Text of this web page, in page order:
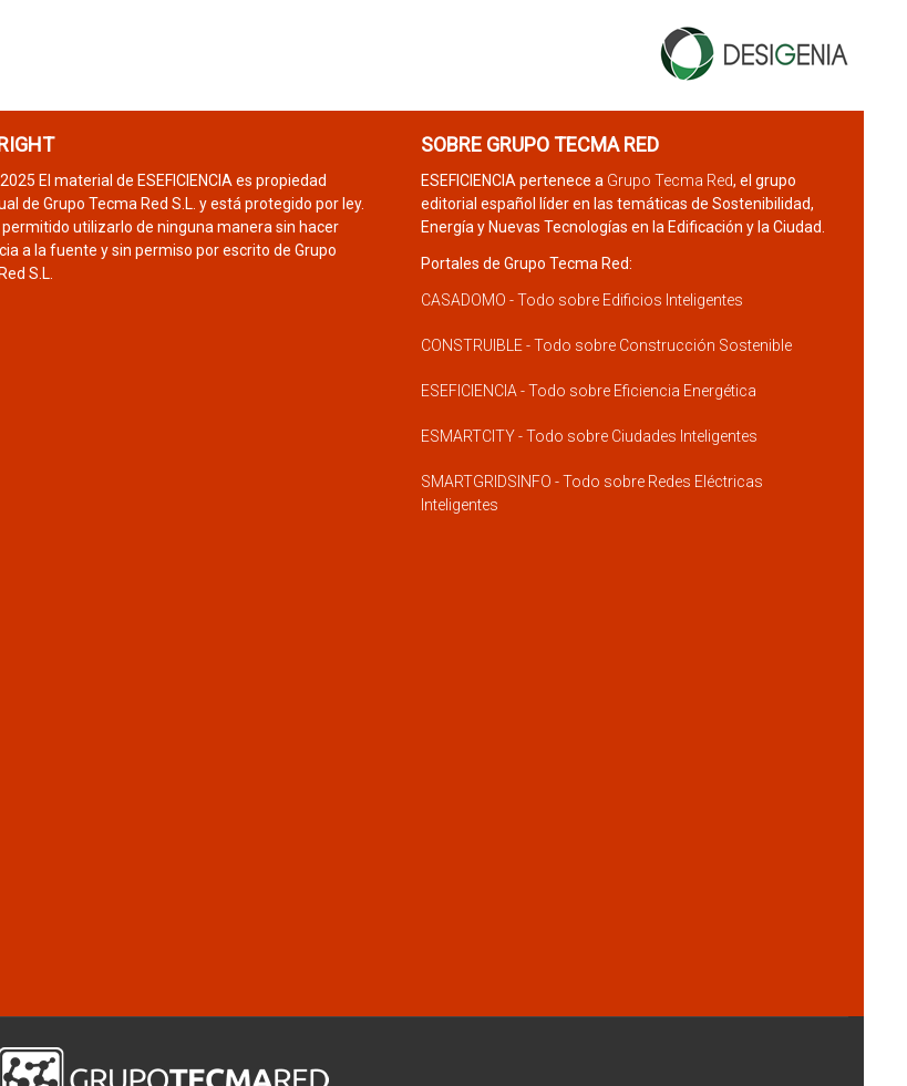
El material de ESEFICIENCIA es propiedad
de Grupo Tecma Red S.L. y está protegido por ley.
permitido utilizarlo de ninguna manera sin hacer
a la fuente y sin permiso por escrito de Grupo
S.L.
SOBRE GRUPO TECMA RED
ESEFICIENCIA pertenece a Grupo Tecma Red, el grupo
editorial español líder en las temáticas de Sostenibilidad,
Energía y Nuevas Tecnologías en la Edificación y la Ciudad.
Portales de Grupo Tecma Red:
CASADOMO - Todo sobre Edificios Inteligentes
CONSTRUIBLE - Todo sobre Construcción Sostenible
ESEFICIENCIA - Todo sobre Eficiencia Energética
ESMARTCITY - Todo sobre Ciudades Inteligentes
SMARTGRIDSINFO - Todo sobre Redes Eléctricas
Inteligentes